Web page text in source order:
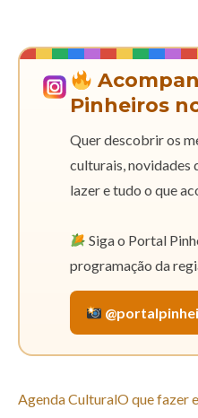
Pinheiros
Quer descobrir os
culturais, novidades
lazer e tudo o que
Siga o Portal
programação da
Agenda CulturalO que fazer